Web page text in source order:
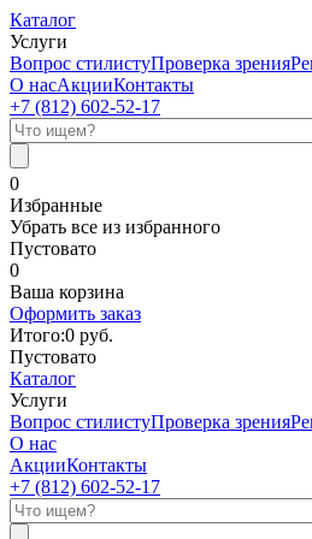
Каталог
Услуги
Вопрос стилистуПроверка зрения
О насАкцииКонтакты
+7 (812) 602-52-17
0
Избранные
Убрать все из избранного
Пустовато
0
Ваша корзина
Оформить заказ
Итого:0 руб.
Пустовато
Каталог
Услуги
Вопрос стилистуПроверка зрения
О нас
АкцииКонтакты
+7 (812) 602-52-17